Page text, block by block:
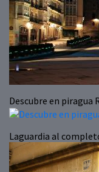
Descubre en piragua
Laguardia al